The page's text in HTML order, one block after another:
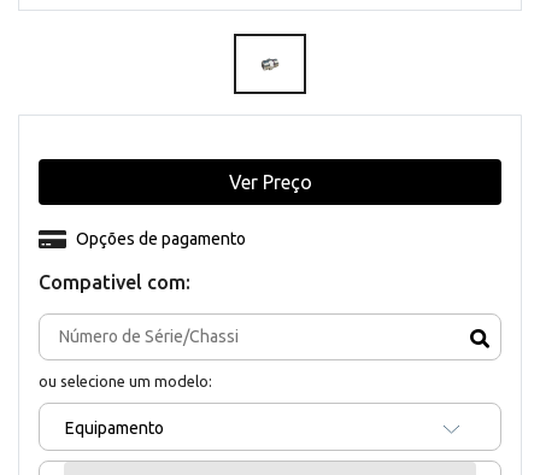
Compativel com:
ou selecione um modelo:
Equipamento
Opções de pagamento
Ver Preço